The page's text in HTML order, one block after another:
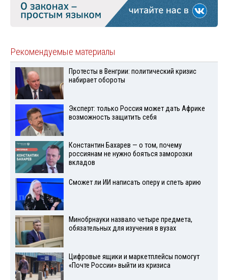
Рекомендуемые материалы
Протесты в Венгрии: политический кризис
набирает обороты
Эксперт: только Россия может дать Африке
возможность защитить себя
Константин Бахарев — о том, почему
россиянам не нужно бояться заморозки
вкладов
Сможет ли ИИ написать оперу и спеть арию
Минобрнауки назвало четыре предмета,
обязательных для изучения в вузах
Цифровые ящики и маркетплейсы помогут
«Почте России» выйти из кризиса